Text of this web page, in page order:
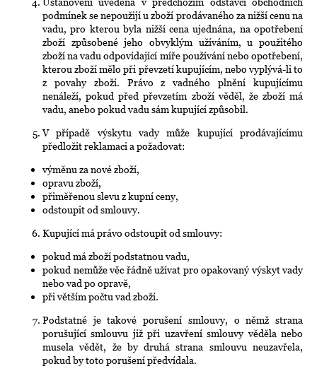
podmínek se nepoužijí u zboží prodávaného za nižší cenu na
vadu, pro kterou byla nižší cena ujednána, na opotřebení
zboží způsobené jeho obvyklým užíváním, u použitého
zboží na vadu odpovídající míře používání nebo opotřebení,
kterou zboží mělo při převzetí kupujícím, nebo vyplývá-li to
z povahy zboží. Právo z vadného plnění kupujícímu
nenáleží, pokud před převzetím zboží věděl, že zboží má
vadu, anebo pokud vadu sám kupující způsobil.
V případě výskytu vady může kupující prodávajícímu
předložit reklamaci a požadovat:
výměnu za nové zboží,
opravu zboží,
přiměřenou slevu z kupní ceny,
odstoupit od smlouvy.
Kupující má právo odstoupit od smlouvy:
pokud má zboží podstatnou vadu,
pokud nemůže věc řádně užívat pro opakovaný výskyt vady
nebo vad po opravě,
při větším počtu vad zboží.
Podstatné je takové porušení smlouvy, o němž strana
porušující smlouvu již při uzavření smlouvy věděla nebo
musela vědět, že by druhá strana smlouvu neuzavřela,
pokud by toto porušení předvídala.